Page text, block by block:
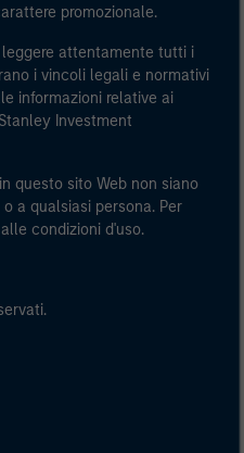
promozionale.
leggere attentamente tutti i
i vincoli legali e normativi
informazioni relative ai
Investment
questo sito Web non siano
a qualsiasi persona. Per
condizioni d'uso.